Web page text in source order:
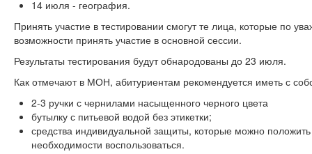
14 июля - география.
Принять участие в тестировании смогут те лица, которые по
возможности принять участие в основной сессии.
Результаты тестирования будут обнародованы до 23 июля.
Как отмечают в МОН, абитуриентам рекомендуется иметь с
2-3 ручки с чернилами насыщенного черного цвета
бутылку с питьевой водой без этикетки;
средства индивидуальной защиты, которые можно
необходимости воспользоваться.